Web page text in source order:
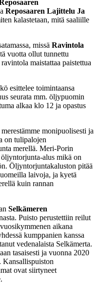
Reposaaren Lajittelu Ja
kalastetaan, mitä saaliille
missä Ravintola
vuotta ollut tunnettu
maistattaa paistettua
esittelee toimintaansa
seurata mm. öljypuomin
alkaa klo 12 ja opastus
monipuolisesti ja
on tulipalojen
merellä. Meri-Porin
öljyntorjunta-alus mikä on
Öljyntorjuntakaluston pitää
laivoja, ja kyetä
kuin rannan
Selkämeren
Puisto perustettiin reilut
aikana
kumppanien kanssa
vedenalaista Selkämerta.
tasaisesti ja vuonna 2020
Kansallispuiston
ovat siirtyneet
.